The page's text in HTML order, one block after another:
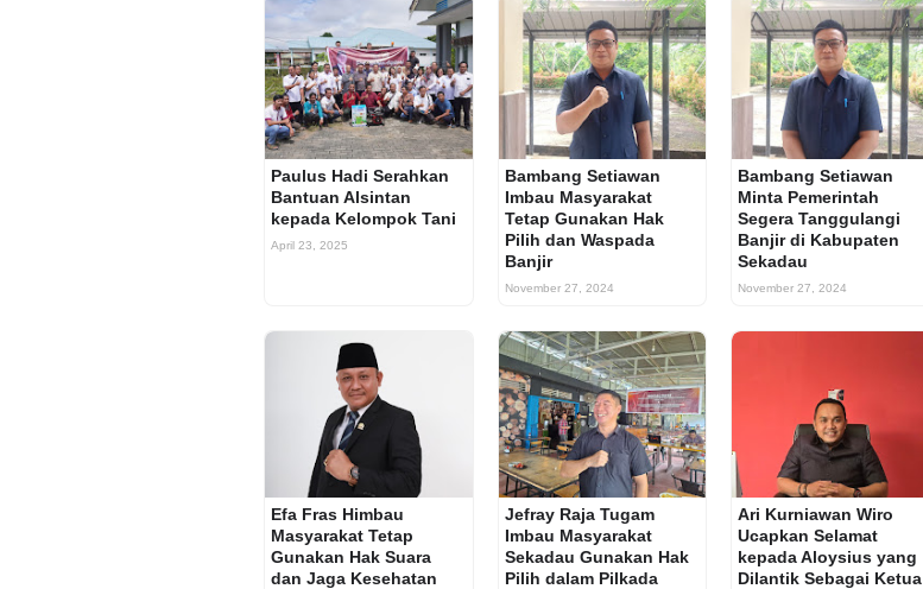
Paulus Hadi Serahkan
Bantuan Alsintan
kepada Kelompok Tani
April 23, 2025
Bambang Setiawan
Imbau Masyarakat
Tetap Gunakan Hak
Pilih dan Waspada
Banjir
November 27, 2024
Bambang Setiawan
Minta Pemerintah
Segera Tanggulangi
Banjir di Kabupaten
Sekadau
November 27, 2024
Efa Fras Himbau
Masyarakat Tetap
Gunakan Hak Suara
dan Jaga Kesehatan
Jefray Raja Tugam
Imbau Masyarakat
Sekadau Gunakan Hak
Pilih dalam Pilkada
Ari Kurniawan Wiro
Ucapkan Selamat
kepada Aloysius yang
Dilantik Sebagai Ketua